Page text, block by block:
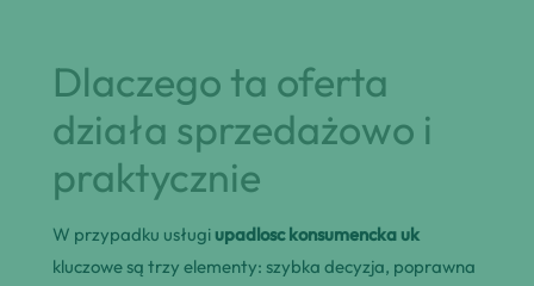
Dlaczego ta oferta
działa sprzedażowo i
praktycznie
W przypadku usługi upadlosc konsumencka uk
kluczowe są trzy elementy: szybka decyzja, poprawna